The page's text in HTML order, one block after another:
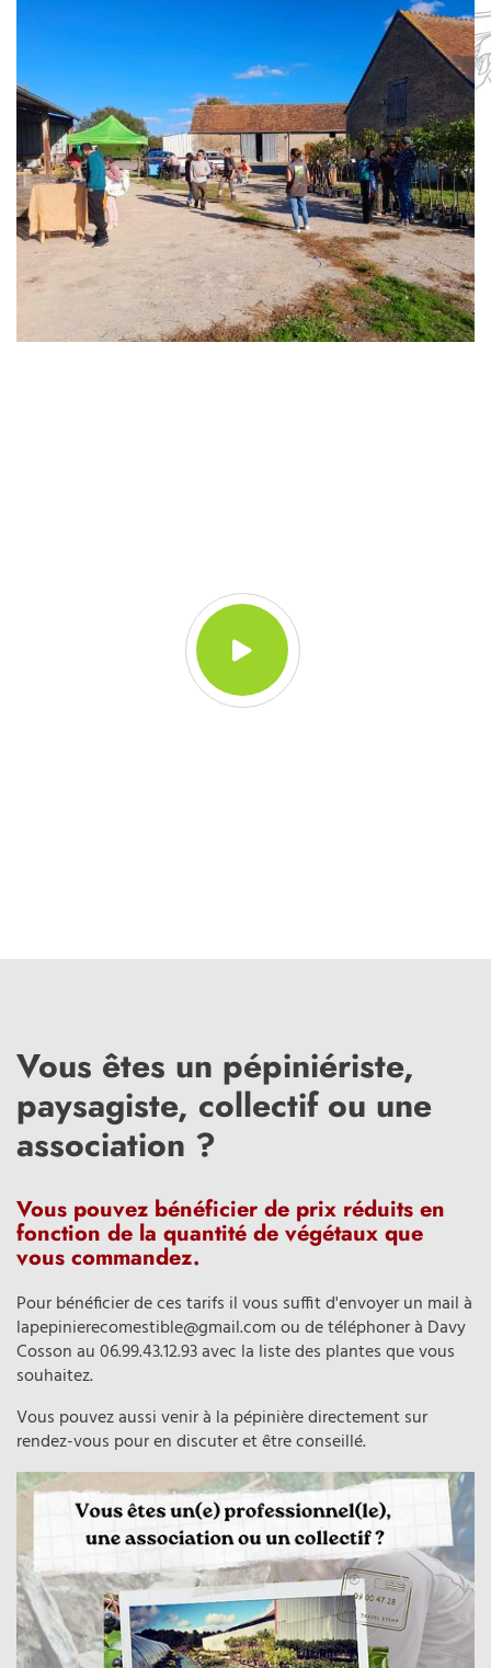
Vous êtes un pépiniériste,
paysagiste, collectif ou une
association ?
Vous pouvez bénéficier de prix réduits en
fonction de la quantité de végétaux que
vous commandez.
Pour bénéficier de ces tarifs il vous suffit d'envoyer un mail à
lapepinierecomestible@gmail.com ou de téléphoner à Davy
Cosson au 06.99.43.12.93 avec la liste des plantes que vous
souhaitez.
Vous pouvez aussi venir à la pépinière directement sur
rendez-vous pour en discuter et être conseillé.